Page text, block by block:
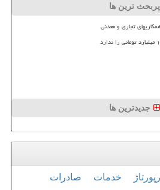
پربحث ترین ها
تجاری و معدنی
جدیدترین ها
رپورتاژ خدمات صادرات